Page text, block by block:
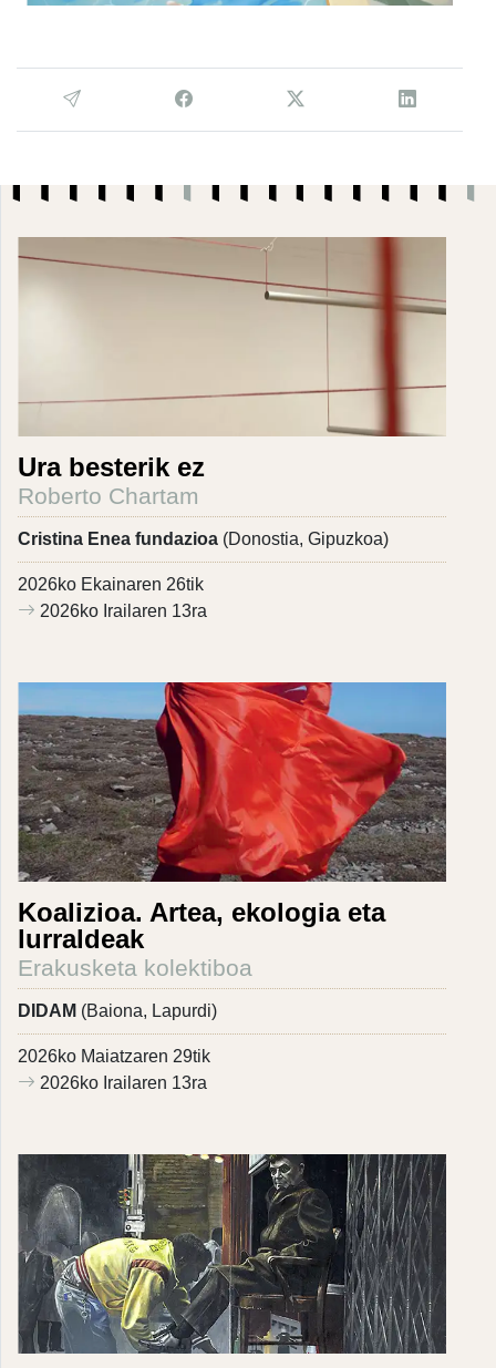
Ura besterik ez
Roberto Chartam
Cristina Enea fundazioa (Donostia, Gipuzkoa)
2026ko Ekainaren 26tik
2026ko Irailaren 13ra
Koalizioa. Artea, ekologia eta
lurraldeak
Erakusketa kolektiboa
DIDAM (Baiona, Lapurdi)
2026ko Maiatzaren 29tik
2026ko Irailaren 13ra